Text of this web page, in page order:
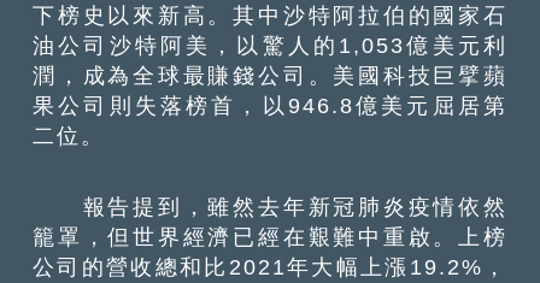
下榜史以來新高。其中沙特阿拉伯的國家石
油公司沙特阿美，以驚人的1,053億美元利
潤，成為全球最賺錢公司。美國科技巨擘蘋
果公司則失落榜首，以946.8億美元屈居第
二位。
報告提到，雖然去年新冠肺炎疫情依然
籠罩，但世界經濟已經在艱難中重啟。上榜
公司的營收總和比2021年大幅上漲19.2%，